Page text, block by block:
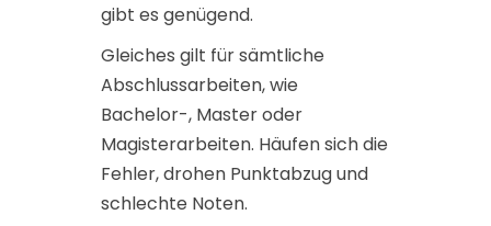
gibt es genügend.
Gleiches gilt für sämtliche
Abschlussarbeiten, wie
Bachelor-, Master oder
Magisterarbeiten. Häufen sich die
Fehler, drohen Punktabzug und
schlechte Noten.